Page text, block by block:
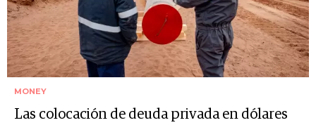
MONEY
Las colocación de deuda privada en dólares